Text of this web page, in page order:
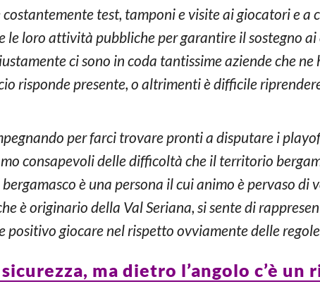
test, tamponi e visite ai giocatori e a
le loro attività pubbliche per garantire il sostegno ai
ci sono in coda tantissime aziende che
risponde presente, o altrimenti è difficile
per farci trovare pronti a disputare i
consapevoli delle difficoltà che il territorio
è una persona il cui animo è pervaso di
è originario della Val Seriana, si sente di
giocare nel rispetto ovviamente delle
ma dietro l’angolo c’è un